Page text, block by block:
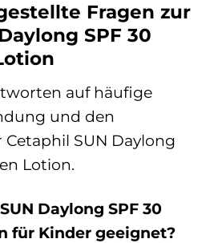
Fragen zur
SPF 30
auf häufige
und den
SUN Daylong
Lotion.
Daylong SPF 30
für Kinder geeignet?